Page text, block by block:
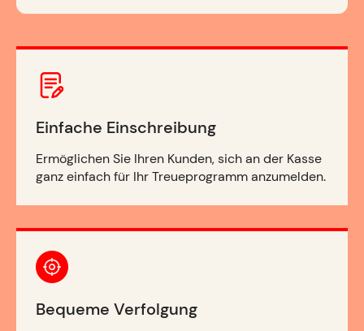
Einfache Einschreibung
Ermöglichen Sie Ihren Kunden, sich an der Kasse
ganz einfach für Ihr Treueprogramm anzumelden.
Bequeme Verfolgung